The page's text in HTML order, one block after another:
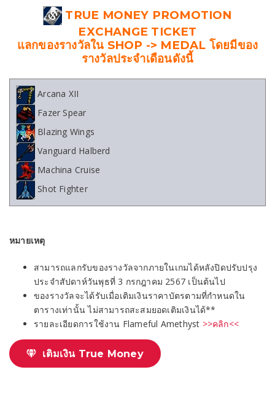
TRUE MONEY PROMOTION
EXCHANGE TICKET
แลกของรางวัลใน SHOP -> MEDAL โดยมีของ
รางวัลประจำเดือนดังนี้
Arcana XII
Fazer Spear
Blazing Wings
Vanguard Halberd
Machina Cruise
Shot Fighter
หมายเหตุ
สามารถแลกรับของรางวัลจากภายในเกมได้หลังปิดปรับปรุง
ประจำสัปดาห์วันพุธที่ 3 กรกฎาคม 2567 เป็นต้นไป
ของรางวัลจะได้รับเมื่อเติมเงินราคาบัตรตามที่กำหนดใน
ตารางเท่านั้น ไม่สามารถสะสมยอดเติมเงินได้**
รายละเอียดการใช้งาน Flameful Amethyst >>คลิก<<
เติมเงิน True Money